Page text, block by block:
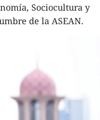
Sociocultura y
de la ASEAN.